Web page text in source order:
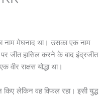
का नाम मेघनाद था। उसका एक नाम
जीत हासिल करने के बाद इंद्रजीत
राक्षस योद्धा था।
किए लेकिन वह विफल रहा। इसी युद्ध